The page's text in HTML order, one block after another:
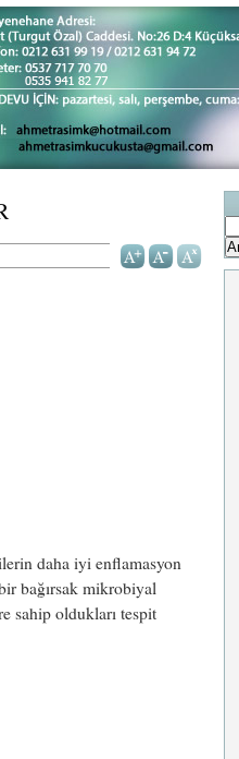
daha iyi enflamasyon
bağırsak mikrobiyal
sahip oldukları tespit